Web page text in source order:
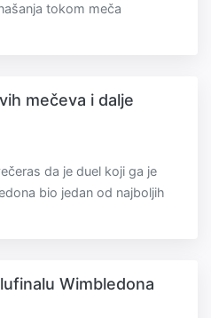
tokom meča
mečeva i dalje
da je duel koji ga je
bio jedan od najboljih
Wimbledona